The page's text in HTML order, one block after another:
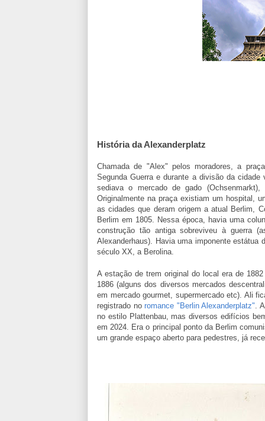
História da Alexanderplatz
Chamada de "Alex" pelos moradores, a
Segunda Guerra e durante a divisão da
sediava o mercado de gado
Originalmente na praça existiam um hospital,
as cidades que deram origem a atual Berlim,
Berlim em 1805. Nessa época, havia uma
construção tão antiga sobreviveu à guerra
Alexanderhaus). Havia uma imponente
século XX, a Berolina.
A estação de trem original do local era de
1886 (alguns dos diversos mercados
em mercado gourmet, supermercado etc). Ali
registrado noromance "Berlin Alexanderplatz" .
no estilo Plattenbau, mas diversos edifícios
em 2024. Era o principal ponto da Berlim
um grande espaço aberto para pedestres, já